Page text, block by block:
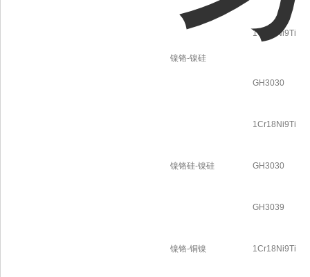
镍铬-镍硅
1Cr18Ni9Ti
GH3030
镍铬硅-镍硅
1Cr18Ni9Ti
GH3030
GH3039
镍铬-铜镍 1Cr18Ni9Ti